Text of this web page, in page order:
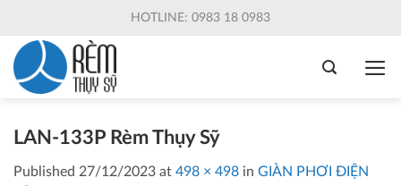
content
HOTLINE: 0983 18 0983
LAN-133P Rèm Thụy Sỹ
Published 27/12/2023 at 498 × 498 in GIÀN PHƠI ĐIỆN